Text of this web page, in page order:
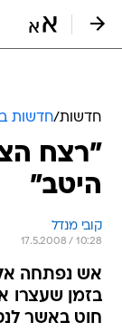
חדשות/חדשות
"רצח
היטב"
קובי מנדל
17.5.2008 / 10:28
אש נפתחה
בזמן שעצרו
חוט באשר